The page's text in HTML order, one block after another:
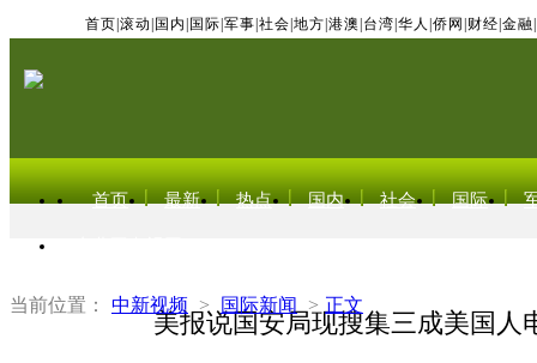
首页 滚动 国内 国际 军事 社会 地方 港澳 台湾 华人 侨网 财经 金融
首页 最新 热点 国内 社会 国际
当前位置： 中新视频 > 国际新闻 > 正文
美报说国安局现搜集三成美国人